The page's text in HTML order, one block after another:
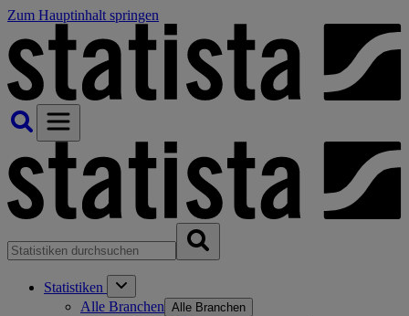
Zum Hauptinhalt springen
Statistiken
Alle Branchen Alle Branchen